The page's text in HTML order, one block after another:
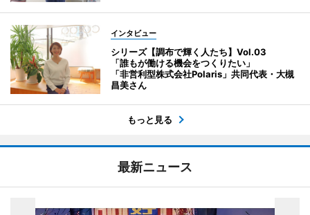
インタビュー
シリーズ【調布で輝く人たち】Vol.03
「誰もが働ける機会をつくりたい」
「非営利型株式会社Polaris」共同代表・大槻
昌美さん
もっと見る
最新ニュース